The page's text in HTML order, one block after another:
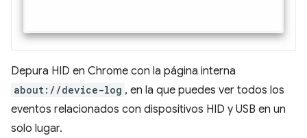
Depura HID en Chrome con la página interna
about://device-log , en la que puedes ver todos los
eventos relacionados con dispositivos HID y USB en un
solo lugar.